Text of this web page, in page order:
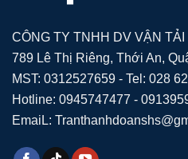
CÔNG TY TNHH DV VẬN
789 Lê Thị Riêng, Thới An,
MST: 0312527659 - Tel: 028
Hotline: 0945747477 -
EmaiL: